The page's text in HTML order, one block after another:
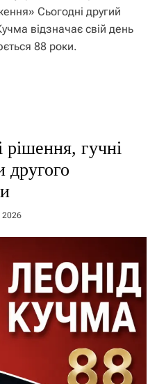
Сьогодні другий
відзначає свій день
88 роки.
рішення, гучні
другого
2026